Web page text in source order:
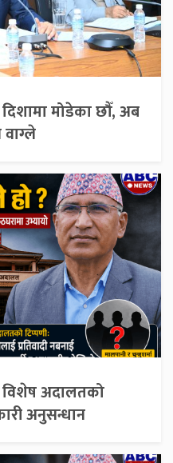
मोडेका छौँ, अब
वाग्ले
विशेष अदालतको
अनुसन्धान